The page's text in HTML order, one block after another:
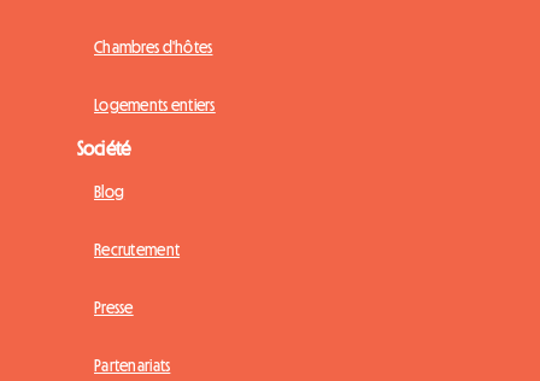
Chambres d'hôtes
Logements entiers
Société
Blog
Recrutement
Presse
Partenariats